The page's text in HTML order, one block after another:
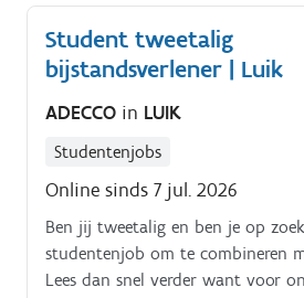
quotidiennes de l’équipe
responsabilités comprennent
des achats, ventes et opérations
fournisseurs Réalisation des
bancaires Classement et archivage
élaboration de tableaux
différentes sociétés.
Student tweetalig
bijstandsverlener | Luik
ADECCO in LUIK
Studentenjobs
Online sinds 7 jul. 2026
Ben jij tweetalig en ben je op
studentenjob om te combineren
Lees dan snel verder want voor